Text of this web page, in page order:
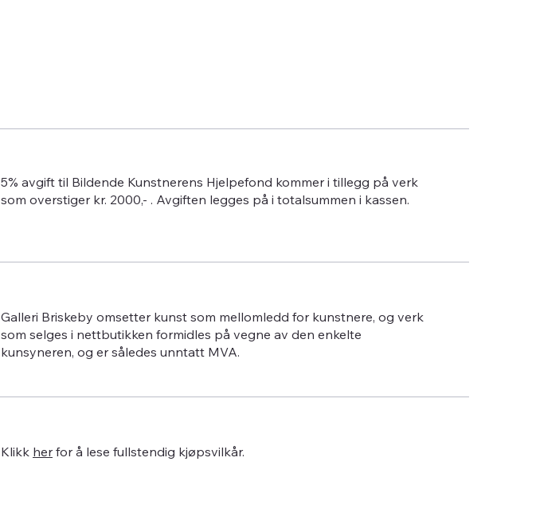
5% avgift til Bildende Kunstnerens Hjelpefond kommer i tillegg på verk
som overstiger kr. 2000,- . Avgiften legges på i totalsummen i kassen.
Galleri Briskeby omsetter kunst som mellomledd for kunstnere, og verk
som selges i nettbutikken formidles på vegne av den enkelte
kunsyneren, og er således unntatt MVA.
Klikk her for å lese fullstendig kjøpsvilkår.